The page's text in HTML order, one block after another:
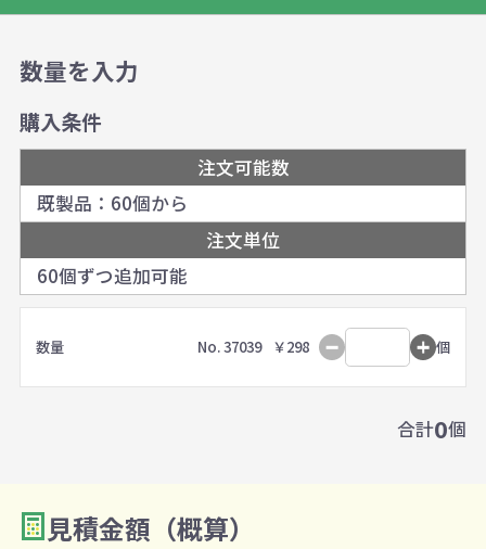
数量を入力
購入条件
注文可能数
既製品：60個から
注文単位
60個ずつ追加可能
数量 No. 37039 ￥298 個
合計0個
見積金額（概算）